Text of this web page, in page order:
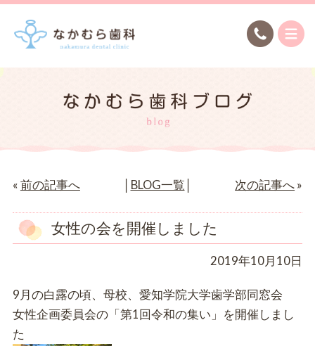
« 前の記事へ BLOG一覧 次の記事へ »
女性の会を開催しました
2019年10月10日
9月の白露の頃、母校、愛知学院大学歯学部同窓会
女性企画委員会の「第1回令和の集い」を開催しまし
た